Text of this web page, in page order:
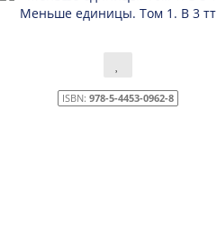
Меньше единицы. Том 1. В 3 тт
ISBN: 978-5-4453-0962-8